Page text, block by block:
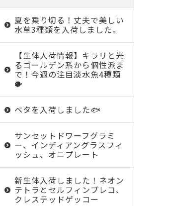
夏を乗り切る！丈夫で美しい
水草3種類を入荷しました。
【生体入荷情報】キラリと光
るゴールデン系から個性派ま
で！今週の注目淡水魚4種類
🐡
ベタを入荷しました🐟
サンセットドワーフグラミ
ー、インディアングラスフィ
ッシュ、オニプレート
新生体入荷しました！ネオン
テトラとセルフィンプレコ、
クレステッドゲッコー